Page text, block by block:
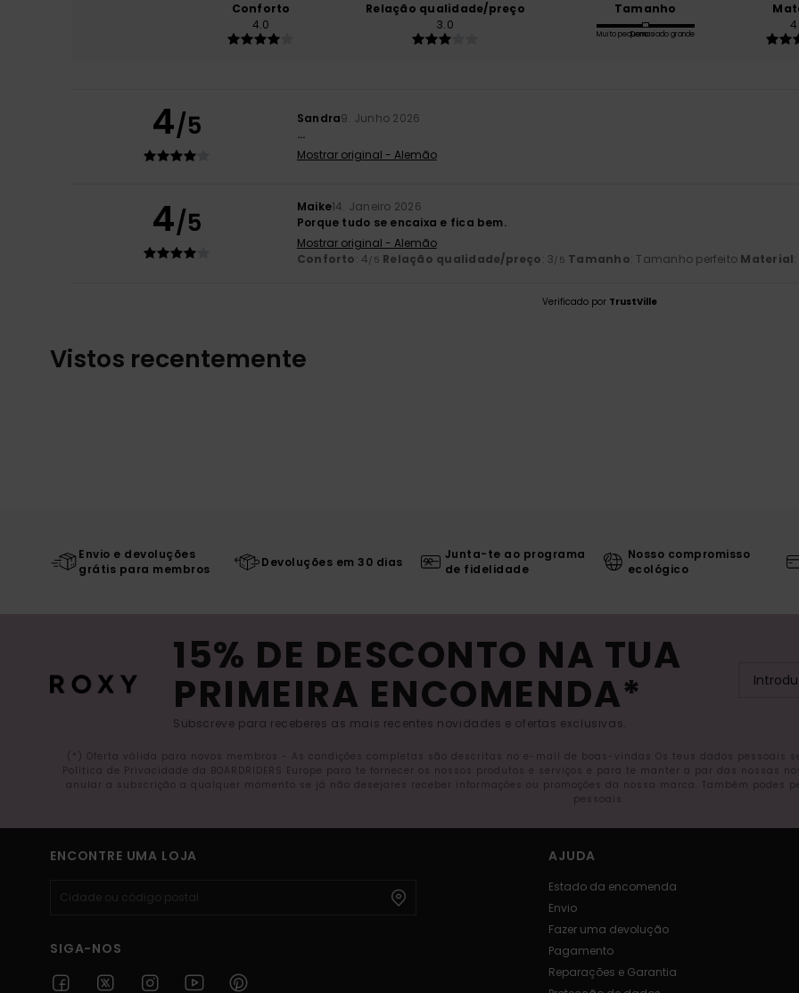
Conforto
4.0
Relação qualidade/preço
3.0
Tamanho
Muito pequenoDemasiado grande
4/5 Sandra9. Junho 2026
...
Mostrar original - Alemão
4/5 Maike14. Janeiro 2026
Porque tudo se encaixa e fica bem.
Mostrar original - Alemão
Conforto: 4/5 Relação qualidade/preço: 3/5 Tamanho: Tamanho perfeito Material
Verificado por TrustVille
Vistos recentemente
Envio e devoluções
grátis para membros
Devoluções em 30 dias
Junta-te ao programa
de fidelidade
Nosso compromisso
ecológico
15% DE DESCONTO NA TUA
PRIMEIRA ENCOMENDA*
Subscreve para receberes as mais recentes novidades e ofertas exclusivas.
(*) Oferta válida para novos membros - As condições completas são descritas no e-mail de boas-vindas Os teus dados pessoais
Política de Privacidade da BOARDRIDERS Europe para te fornecer os nossos produtos e serviços e para te manter a par das nossas
anular a subscrição a qualquer momento se já não desejares receber informações ou promoções da nossa marca. Também
pessoais.
ENCONTRE UMA LOJA
SIGA-NOS
AJUDA
Estado da encomenda
Envio
Fazer uma devolução
Pagamento
Reparações e Garantia